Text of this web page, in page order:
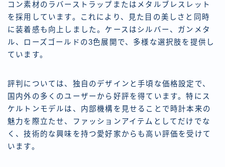
コン素材のラバーストラップまたはメタルブレスレット
を採用しています。これにより、見た目の美しさと同時
に装着感も向上しました。ケースはシルバー、ガンメタ
ル、ローズゴールドの3色展開で、多様な選択肢を提供し
ています。
評判については、独自のデザインと手頃な価格設定で、
国内外の多くのユーザーから好評を得ています。特にス
ケルトンモデルは、内部機構を見せることで時計本来の
魅力を際立たせ、ファッションアイテムとしてだけでな
く、技術的な興味を持つ愛好家からも高い評価を受けて
います。